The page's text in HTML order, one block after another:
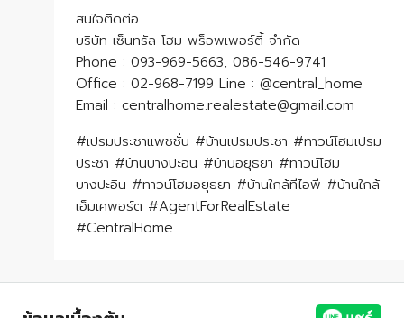
​​​​​​​สนใจติดต่อ
บริษัท เซ็นทรัล โฮม พร็อพเพอร์ตี้ จำกัด
Phone : 093-969-5663, 086-546-9741
Office : 02-968-7199 Line : @central_home
​​​​​​​Email : centralhome.realestate@gmail.com
#เปรมประชาแพชชั่น #บ้านเปรมประชา #ทาวน์โฮมเปรม
ประชา #บ้านบางปะอิน #บ้านอยุธยา #ทาวน์โฮม
บางปะอิน #ทาวน์โฮมอยุธยา #บ้านใกล้ทีไอพี #บ้านใกล้
เอ็มเคพอร์ต #AgentForRealEstate
#CentralHome